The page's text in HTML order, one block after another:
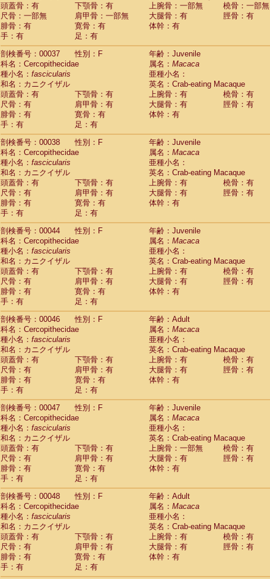
CercopithecidaeMacaca radiata(27)
CercopithecidaeMacaca silenus(0)
CercopithecidaeMacaca sinica (1)
CercopithecidaeMacaca sylvanus
CercopithecidaeMacaca thibetana (0)
Cercopithecidae Macaca tonkeana (0)
Cercopithecidae hybrid(1)
Cercopithecidae (0)
CercopithecidaeAllenopithecus nigroviridis
CercopithecidaeCercopithecus ascanius
CercopithecidaeCercopithecus ascanius schmidti
CercopithecidaeCercopithecus cephus
CercopithecidaeCercopithecus diana
CercopithecidaeCercopithecus hamlyni
Cercopithecidae Cercopithecus lhoesti
Cercopithecidae Cercopithecus mitis(1)
CercopithecidaeCercopithecus mitis doggetti
CercopithecidaeCercopithecus mitis albogularis(0)
CercopithecidaeCercopithecus mona
CercopithecidaeCercopithecus neglectus
CercopithecidaeCercopithecus nigroviridis(0)
CercopithecidaeCercopithecus petaurista buettikoferi
Cercopithecidae Cercopithecusspp.(0)
Cercopithecidae Chlorocebus aethiops
CercopithecidaeChlorocebus pygerythrus cynosuros (0)
CercopithecidaeErythrocebus patas (31)
CercopithecidaeMiopithecus talapoin
CercopithecidaeCercopithecinae spp.
CercopithecidaeColobus angolensis
CercopithecidaeColobus guereza (0)
Cercopithecidae Colobus polykomos(0)
Cercopithecidae Piliocolobus badius(0)
Cercopithecidae Kasi senex vetulus(1)
CercopithecidaeKasi senex
CercopithecidaeNasalis larvatus(0)
CercopithecidaePresbytes melalophos
CercopithecidaePygathrix nemaeus
CercopithecidaeSemnopithecus entellus(15)
Cercopithecidae Trachypithecus cristatus(0)
Cercopithecidae Trachypithecus francoisi
Cercopithecidae Trachypithecus obscurus(4)
CercopithecidaeTrachypithecus pileatus(0)
CercopithecidaeColobinae spp.(0)
CercopithecidaePresbytesinaespp.(0)
CercopithecidaeCercopithecidae
HylobatidaeHoolock hoolock(1)
HylobatidaeHylobates agilis
HylobatidaeHylobates klossii (0)
Hylobatidae
HylobatidaeHylobates moloch(2)
Hylobatidae Hylobates muelleri(0)
HylobatidaeHylobates pileatus(3)
Hylobatidae Hylobates
HylobatidaeHylobateshybrid(1)
頭蓋骨：有
下顎骨：有 上腕骨：一部無
橈骨：一部無
尺骨：一部無
肩甲骨：一部無 大腿骨：有
脛骨：有
腓骨：有
寛骨：有
体幹：有
手：有
足：有
剖検番号：00037
性別：F
年齢：Juvenile
科名：Cercopithecidae
属名： Macaca
種小名： fascicularis
亜種小名：
和名：カニクイザル
英名：Crab-eating Macaque
頭蓋骨：有
下顎骨：有 上腕骨：有
橈骨：有
尺骨：有
肩甲骨：有 大腿骨：有
脛骨：有
腓骨：有
寛骨：有
体幹：有
手：有
足：有
剖検番号：00038
性別：F
年齢：Juvenile
科名：Cercopithecidae
属名： Macaca
種小名： fascicularis
亜種小名：
和名：カニクイザル
英名：Crab-eating Macaque
頭蓋骨：有
下顎骨：有 上腕骨：有
橈骨：有
尺骨：有
肩甲骨：有 大腿骨：有
脛骨：有
腓骨：有
寛骨：有
体幹：有
手：有
足：有
剖検番号：00044
性別：F
年齢：Juvenile
科名：Cercopithecidae
属名： Macaca
種小名： fascicularis
亜種小名：
和名：カニクイザル
英名：Crab-eating Macaque
頭蓋骨：有
下顎骨：有 上腕骨：有
橈骨：有
尺骨：有
肩甲骨：有 大腿骨：有
脛骨：有
腓骨：有
寛骨：有
体幹：有
手：有
足：有
剖検番号：00046
性別：F
年齢：Adult
科名：Cercopithecidae
属名： Macaca
種小名： fascicularis
亜種小名：
和名：カニクイザル
英名：Crab-eating Macaque
頭蓋骨：有
下顎骨：有 上腕骨：有
橈骨：有
尺骨：有
肩甲骨：有 大腿骨：有
脛骨：有
腓骨：有
寛骨：有
体幹：有
手：有
足：有
剖検番号：00047
性別：F
年齢：Juvenile
科名：Cercopithecidae
属名： Macaca
種小名： fascicularis
亜種小名：
和名：カニクイザル
英名：Crab-eating Macaque
頭蓋骨：有
下顎骨：有 上腕骨：一部無
橈骨：有
尺骨：有
肩甲骨：有 大腿骨：有
脛骨：有
腓骨：有
寛骨：有
体幹：有
手：有
足：有
剖検番号：00048
性別：F
年齢：Adult
科名：Cercopithecidae
属名： Macaca
種小名： fascicularis
亜種小名：
和名：カニクイザル
英名：Crab-eating Macaque
頭蓋骨：有
下顎骨：有 上腕骨：有
橈骨：有
尺骨：有
肩甲骨：有 大腿骨：有
脛骨：有
腓骨：有
寛骨：有
体幹：有
手：有
足：有